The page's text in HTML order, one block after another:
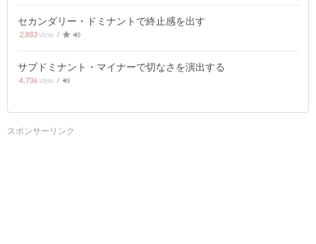
セカンダリー・ドミナントで終止感を出す
2,883
サブドミナント・マイナーで切なさを演出する
4,736
スポンサーリンク